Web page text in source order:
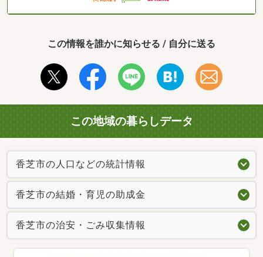
この情報を誰かに知らせる / 自分に送る
この地域の暮らしデータ
香芝市の人口などの統計情報
香芝市の結婚・育児の助成金
香芝市の治安・ごみ収集情報